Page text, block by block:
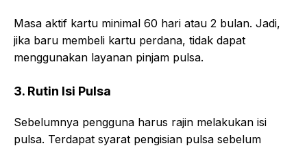
Masa aktif kartu minimal 60 hari atau 2 bulan. Jadi,
jika baru membeli kartu perdana, tidak dapat
menggunakan layanan pinjam pulsa.
3. Rutin Isi Pulsa
Sebelumnya pengguna harus rajin melakukan isi
pulsa. Terdapat syarat pengisian pulsa sebelum